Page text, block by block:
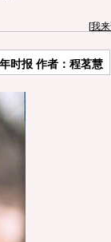
[我
时报 作者：程茗慧